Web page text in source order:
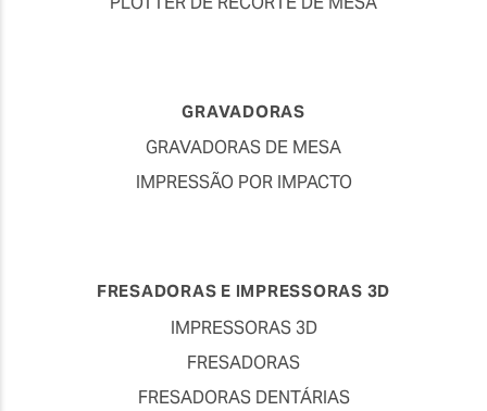
GRAVADORAS
GRAVADORAS DE MESA
IMPRESSÃO POR IMPACTO
FRESADORAS E IMPRESSORAS 3D
IMPRESSORAS 3D
FRESADORAS
FRESADORAS DENTÁRIAS